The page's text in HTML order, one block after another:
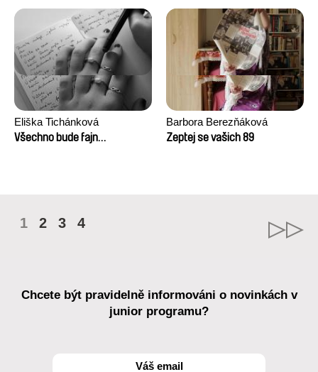
Eliška Tichánková
Všechno bude fajn…
Barbora Berezňáková
Zeptej se vašich 89
1 2 3 4
Chcete být pravidelně informováni o novinkách v
junior programu?